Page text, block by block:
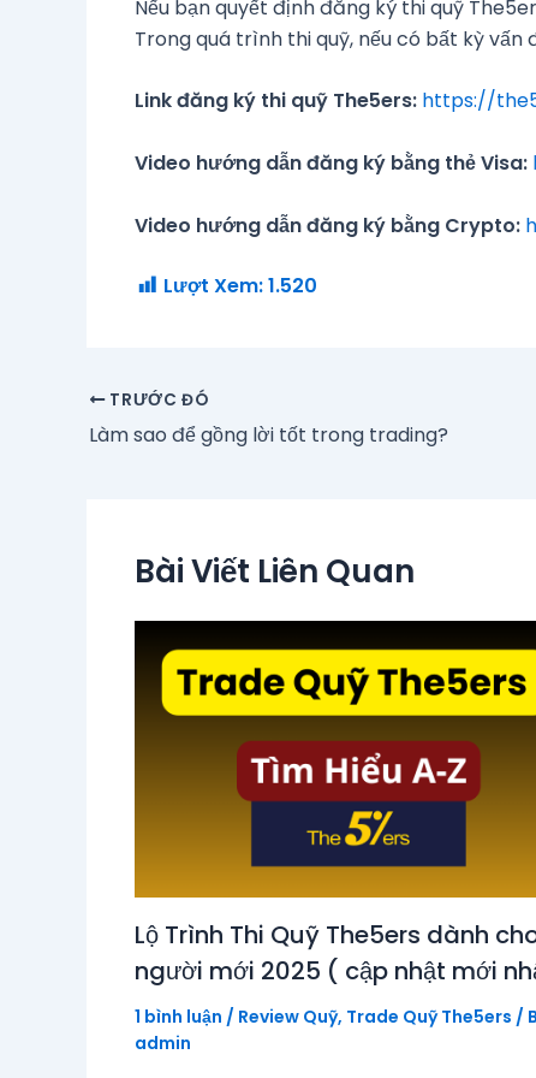
Nếu bạn quyết định đăng ký thi quỹ
Trong quá trình thi quỹ, nếu có bất kỳ vấn
Link đăng ký thi quỹ The5ers: https://
Video hướng dẫn đăng ký bằng thẻ Visa:
Video hướng dẫn đăng ký bằng Crypto:
Lượt Xem:1.520
TRƯỚC ĐÓ
Làm sao để gồng lời tốt trong trading?
Bài Viết Liên Quan
Lộ Trình Thi Quỹ The5ers dành
người mới 2025 ( cập nhật mới
1 bình luận / Review Quỹ, Trade Quỹ The5ers /
admin